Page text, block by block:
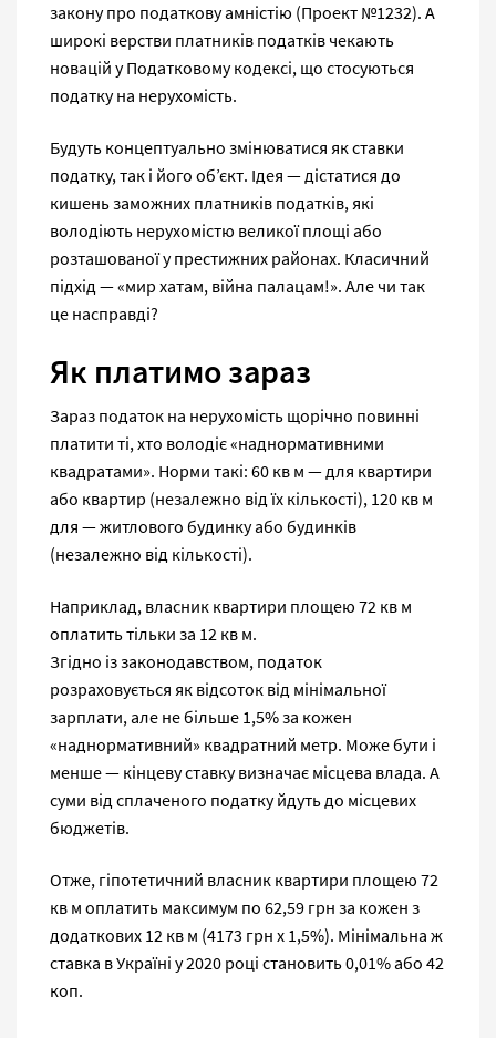
закону про податкову амністію (Проект №1232). А
широкі верстви платників податків чекають
новацій у Податковому кодексі, що стосуються
податку на нерухомість.
Будуть концептуально змінюватися як ставки
податку, так і його об’єкт. Ідея — дістатися до
кишень заможних платників податків, які
володіють нерухомістю великої площі або
розташованої у престижних районах. Класичний
підхід — «мир хатам, війна палацам!». Але чи так
це насправді?
Як платимо зараз
Зараз податок на нерухомість щорічно повинні
платити ті, хто володіє «наднормативними
квадратами». Норми такі: 60 кв м — для квартири
або квартир (незалежно від їх кількості), 120 кв м
для — житлового будинку або будинків
(незалежно від кількості).
Наприклад, власник квартири площею 72 кв м
оплатить тільки за 12 кв м.
Згідно із законодавством, податок
розраховується як відсоток від мінімальної
зарплати, але не більше 1,5% за кожен
«наднормативний» квадратний метр. Може бути і
менше — кінцеву ставку визначає місцева влада. А
суми від сплаченого податку йдуть до місцевих
бюджетів.
Отже, гіпотетичний власник квартири площею 72
кв м оплатить максимум по 62,59 грн за кожен з
додаткових 12 кв м (4173 грн х 1,5%). Мінімальна ж
ставка в Україні у 2020 році становить 0,01% або 42
коп.